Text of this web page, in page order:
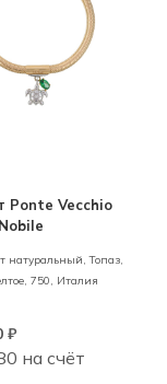
Ponte Vecchio
натуральный, Топаз,
750, Италия
₽
на счёт